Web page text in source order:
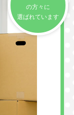
の方々に
選ばれています